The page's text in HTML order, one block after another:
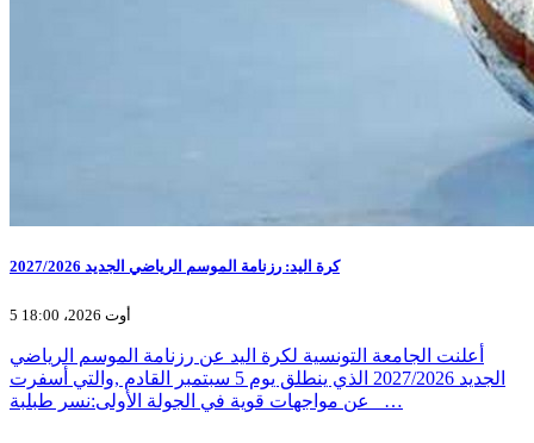
كرة اليد: رزنامة الموسم الرياضي الجديد 2027/2026
5 أوت 2026، 18:00
أعلنت الجامعة التونسية لكرة اليد عن رزنامة الموسم الرياضي
الجديد 2027/2026 الذي ينطلق يوم 5 سبتمبر القادم ,والتي أسفرت
عن مواجهات قوية في الجولة الأولى:نسر طبلبة _…